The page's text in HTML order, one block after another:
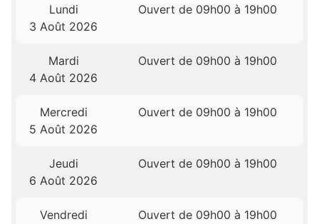
Lundi
3 Août 2026
Ouvert de 09h00 à 19h00
Mardi
4 Août 2026
Ouvert de 09h00 à 19h00
Mercredi
5 Août 2026
Ouvert de 09h00 à 19h00
Jeudi
6 Août 2026
Ouvert de 09h00 à 19h00
Vendredi
Ouvert de 09h00 à 19h00